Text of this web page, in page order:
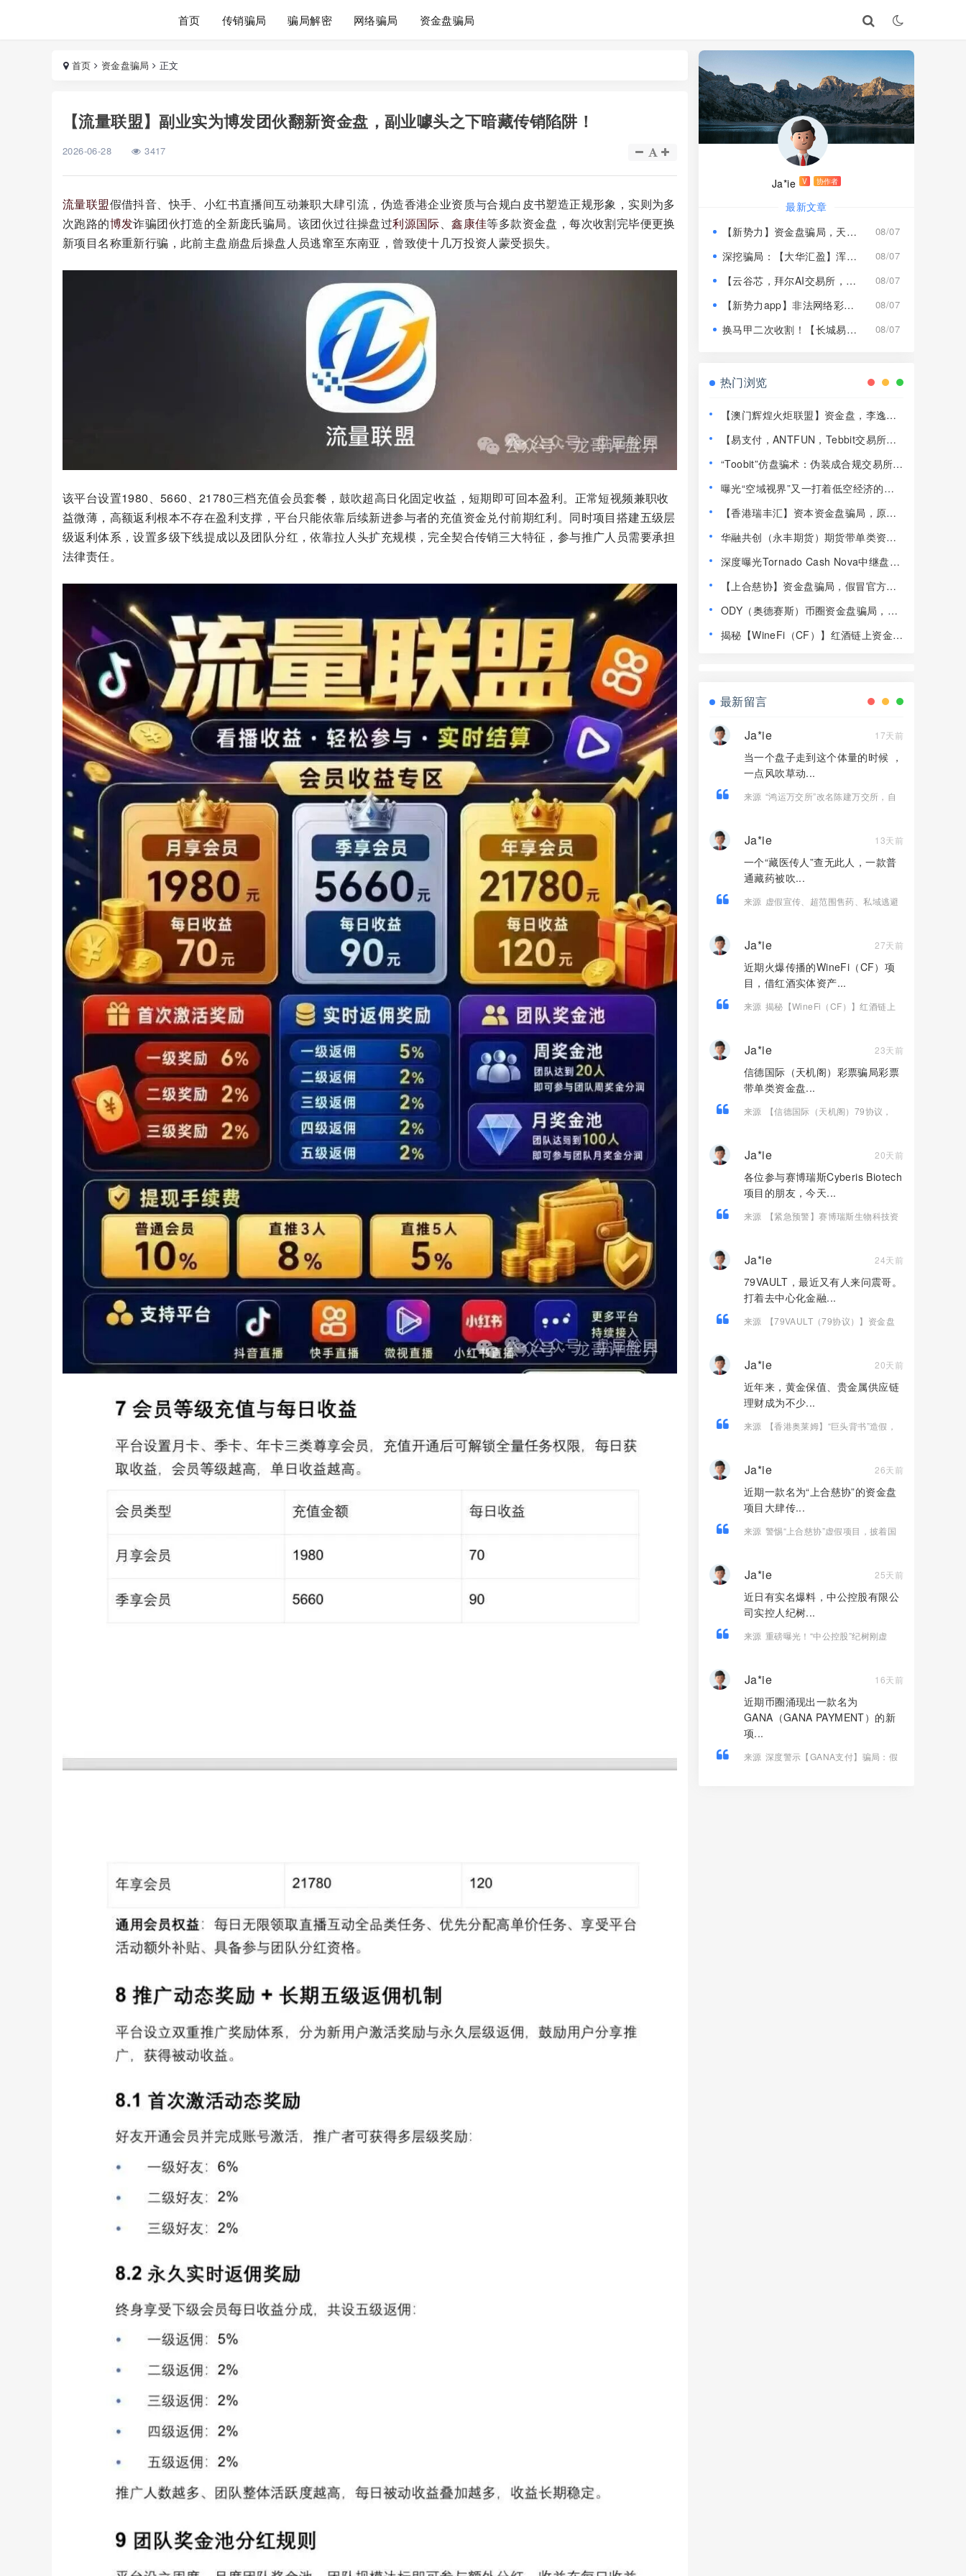
首页 传销骗局 骗局解密 网络骗局 资金盘骗局
首页 资金盘骗局 正文
【流量联盟】副业实为博发团伙翻新资金盘，副业噱头之下暗藏传销陷阱！
2026-06-28 3417
流量联盟假借抖音、快手、小红书直播间互动兼职大肆引流，伪造香港企业资质与合规白皮书塑造正规形象，实则为多
次跑路的博发诈骗团伙打造的全新庞氏骗局。该团伙过往操盘过利源国际、鑫康佳等多款资金盘，每次收割完毕便更换
新项目名称重新行骗，此前主盘崩盘后操盘人员逃窜至东南亚，曾致使十几万投资人蒙受损失。
该平台设置1980、5660、21780三档充值会员套餐，鼓吹超高日化固定收益，短期即可回本盈利。正常短视频兼职收
益微薄，高额返利根本不存在盈利支撑，平台只能依靠后续新进参与者的充值资金兑付前期红利。同时项目搭建五级层
级返利体系，设置多级下线提成以及团队分红，依靠拉人头扩充规模，完全契合传销三大特征，参与推广人员需要承担
法律责任。
Ja*ie V 协作者
最新文章
【新势力】资金盘骗局，天宫国际和平娱乐的狗推换个马甲又来割韭菜！
08/07
深挖骗局：【大华汇盈】浑身造假，冒用演员充当总监，啼笑皆非！ 08/07
【云谷芯，拜尔AI交易所，塔吉跨境电商】这3个项目都是骗局，近期跑路跟即将崩盘收割，赶紧远离！ 08/07
【新势力app】非法网络彩票骗局，“天宫国际”和“和平娱乐”骗子搞的杀猪盘，远离！ 08/07
换马甲二次收割！【长城易趣】平移【康盛科技】又是致命骗局！ 08/07
热门浏览
【澳门辉煌火炬联盟】资金盘，李逸川
路！
【易支付，ANTFUN，Tebbit交易所】
远离！
“Toobit”仿盘骗术：伪装成合规交易所，
骗局！
曝光“空域视界”又一打着低空经济的传
【香港瑞丰汇】资本资金盘骗局，原拓
华融共创（永丰期货）期货带单类资金
人，速度撤离！
深度曝光Tornado Cash Nova中继盘：
局！！！
【上合慈协】资金盘骗局，假冒官方上
ODY（奥德赛斯）币圈资金盘骗局，14
揭秘【WineFi（CF）】红酒链上资金盘
最新留言
Ja*ie 17天前
当一个盘子走到这个体量的时候 ，
一点风吹草动...
来源 “鸿运万交所”改名陈建万交所，自
Ja*ie 13天前
一个“藏医传人”查无此人，一款普
通藏药被吹...
来源 虚假宣传、超范围售药、私域逃避
Ja*ie 27天前
近期火爆传播的WineFi（CF）项
目，借红酒实体资产...
来源 揭秘【WineFi（CF）】红酒链上
Ja*ie 23天前
信德国际（天机阁）彩票骗局彩票
带单类资金盘...
来源
【信德国际（天机阁）79协议，
Ja*ie 20天前
各位参与赛博瑞斯Cyberis Biotech
项目的朋友，今天...
来源
【紧急预警】赛博瑞斯生物科技资
Ja*ie 24天前
79VAULT，最近又有人来问震哥。
打着去中心化金融...
来源
【79VAULT（79协议）】资金盘
Ja*ie 20天前
近年来，黄金保值、贵金属供应链
理财成为不少...
来源
【香港奥莱姆】“巨头背书”造假，
Ja*ie 26天前
近期一款名为“上合慈协”的资金盘
项目大肆传...
来源 警惕“上合慈协”虚假项目，披着国
Ja*ie 25天前
近日有实名爆料，中公控股有限公
司实控人纪树...
来源 重磅曝光！“中公控股”纪树刚虚
Ja*ie 16天前
近期币圈涌现出一款名为
GANA（GANA PAYMENT）的新
项...
来源 深度警示【GANA支付】骗局：假